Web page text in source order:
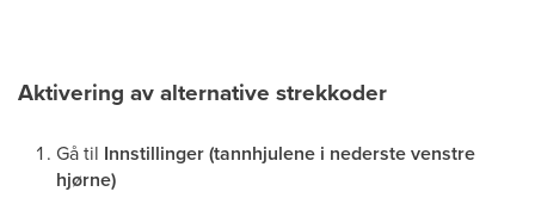
Aktivering av alternative strekkoder
Gå til Innstillinger (tannhjulene i nederste venstre
hjørne)